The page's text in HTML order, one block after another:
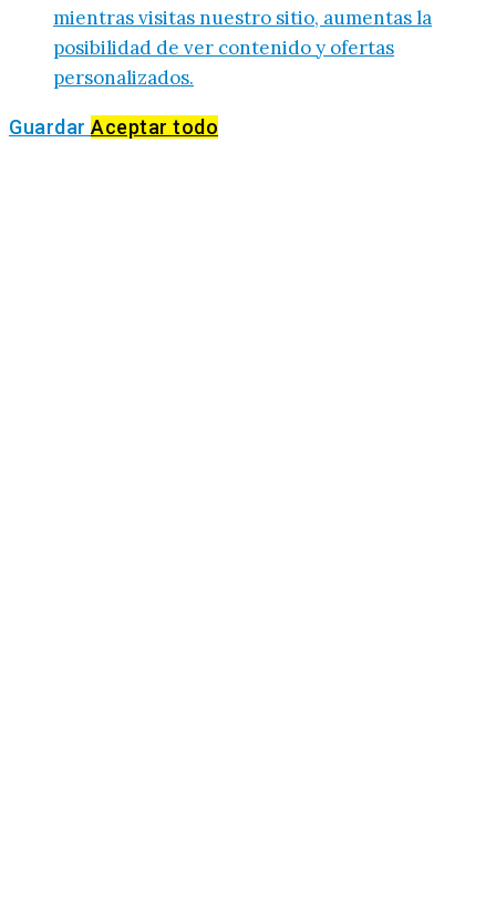
mientras visitas nuestro sitio, aumentas la
posibilidad de ver contenido y ofertas
personalizados.
Guardar Aceptar todo